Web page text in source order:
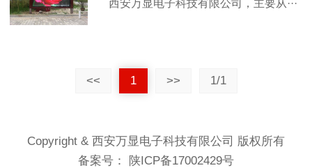
西安万显电子科技有限公司，主要从···
<< 1 >> 1/1
Copyright & 西安万显电子科技有限公司 版权所有
备案号：
陕ICP备17002429号